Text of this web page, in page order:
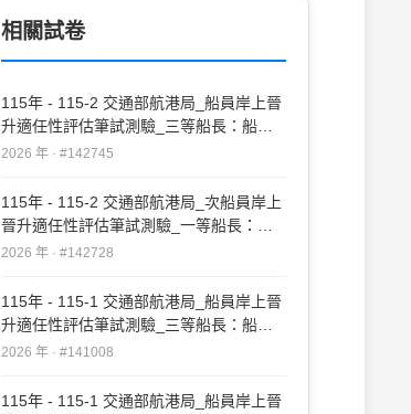
相關試卷
115年 - 115-2 交通部航港局_船員岸上晉
升適任性評估筆試測驗_三等船長：船長
實務#142745
2026 年 · #142745
115年 - 115-2 交通部航港局_次船員岸上
晉升適任性評估筆試測驗_一等船長：船
長實務#142728
2026 年 · #142728
115年 - 115-1 交通部航港局_船員岸上晉
升適任性評估筆試測驗_三等船長：船長
實務#141008
2026 年 · #141008
115年 - 115-1 交通部航港局_船員岸上晉